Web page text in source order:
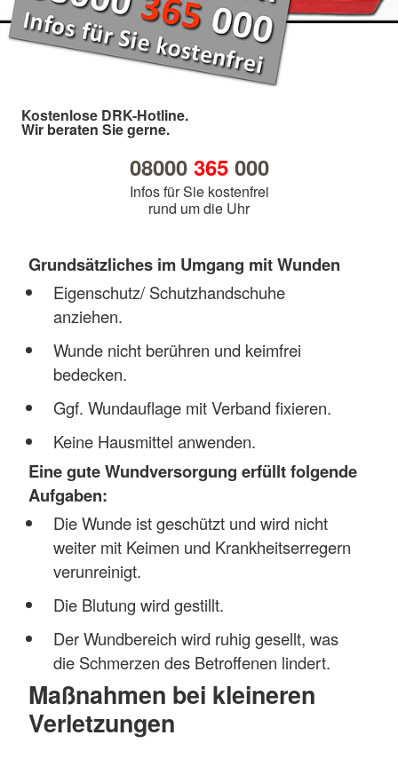
Kostenlose DRK-Hotline.
Wir beraten Sie gerne.
08000 365000
Infos für Sie kostenfrei
rund um die Uhr
Grundsätzliches im Umgang mit Wunden
Eigenschutz/ Schutzhandschuhe
anziehen.
Wunde nicht berühren und keimfrei
bedecken.
Ggf. Wundauflage mit Verband fixieren.
Keine Hausmittel anwenden.
Eine gute Wundversorgung erfüllt folgende
Aufgaben:
Die Wunde ist geschützt und wird nicht
weiter mit Keimen und Krankheitserregern
verunreinigt.
Die Blutung wird gestillt.
Der Wundbereich wird ruhig gesellt, was
die Schmerzen des Betroffenen lindert.
Maßnahmen bei kleineren
Verletzungen